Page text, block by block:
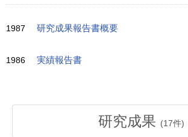
1987 研究成果報告書概要
1986 実績報告書
研究成果 (17件)